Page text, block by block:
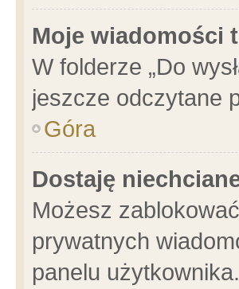
Moje wiadomości
W folderze „Do
jeszcze odczytane
Góra
Dostaję
Możesz
prywatnych
panelu